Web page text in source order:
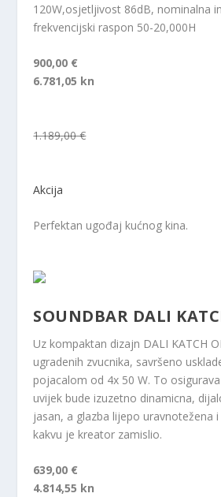
120W,osjetljivost 86dB, nominalna
frekvencijski raspon 50-20,000H
900,00 €
6.781,05 kn
1.189,00 €
Akcija
Perfektan ugođaj kućnog kina.
SOUNDBAR DALI
Uz kompaktan dizajn DALI KATCH
ugradenih zvucnika, savršeno
pojacalom od 4x 50 W. To
uvijek bude izuzetno dinamicna,
jasan, a glazba lijepo uravnotežena
kakvu je kreator zamislio.
639,00 €
4.814,55 kn